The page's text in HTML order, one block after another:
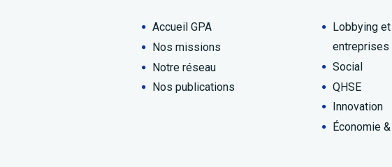
Accueil GPA
Nos missions
Notre réseau
Nos publications
Lobbying
entreprises
Social
QHSE
Innovation
Économie